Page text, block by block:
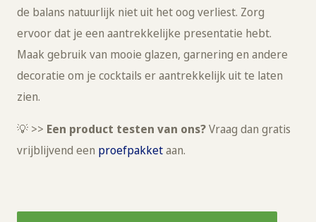
de balans natuurlijk niet uit het oog verliest. Zorg
ervoor dat je een aantrekkelijke presentatie hebt.
Maak gebruik van mooie glazen, garnering en andere
decoratie om je cocktails er aantrekkelijk uit te laten
zien.
💡 >> Een product testen van ons?Vraag dan gratis
vrijblijvend een proefpakketaan.